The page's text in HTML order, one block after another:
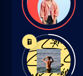
De
Tijdloze